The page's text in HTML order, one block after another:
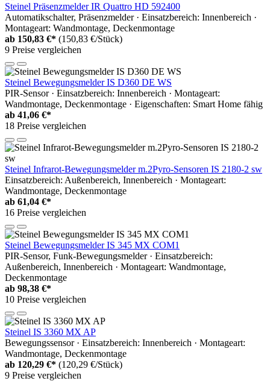
Steinel Präsenzmelder IR Quattro HD 592400
Automatikschalter, Präsenzmelder · Einsatzbereich: Innenbereich ·
Montageart: Wandmontage, Deckenmontage
ab 150,83 €* (150,83 €/Stück)
9 Preise vergleichen
Steinel Bewegungsmelder IS D360 DE WS
PIR-Sensor · Einsatzbereich: Innenbereich · Montageart:
Wandmontage, Deckenmontage · Eigenschaften: Smart Home fähig
ab 41,06 €*
18 Preise vergleichen
Steinel Infrarot-Bewegungsmelder m.2Pyro-Sensoren IS 2180-2 sw
Einsatzbereich: Außenbereich, Innenbereich · Montageart:
Wandmontage, Deckenmontage
ab 61,04 €*
16 Preise vergleichen
Steinel Bewegungsmelder IS 345 MX COM1
PIR-Sensor, Funk-Bewegungsmelder · Einsatzbereich:
Außenbereich, Innenbereich · Montageart: Wandmontage,
Deckenmontage
ab 98,38 €*
10 Preise vergleichen
Steinel IS 3360 MX AP
Bewegungssensor · Einsatzbereich: Innenbereich · Montageart:
Wandmontage, Deckenmontage
ab 120,29 €* (120,29 €/Stück)
9 Preise vergleichen